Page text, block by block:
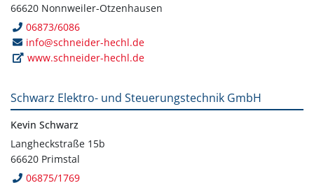
66620 Nonnweiler-Otzenhausen
06873/6086
info@schneider-hechl.de
www.schneider-hechl.de
Schwarz Elektro- und Steuerungstechnik GmbH
Kevin Schwarz
Langheckstraße 15b
66620 Primstal
06875/1769